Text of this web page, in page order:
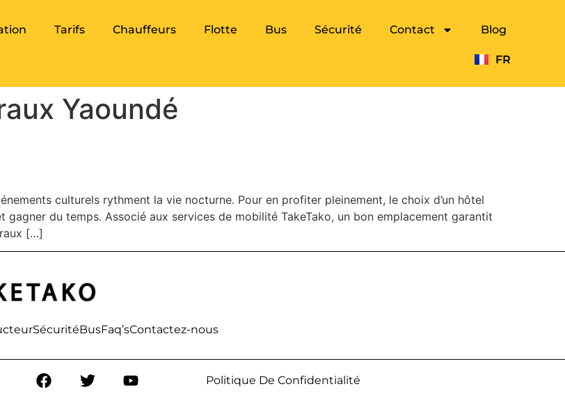
Tarifs Chauffeurs Flotte Bus Sécurité Contact Blog
FR
EN
Yaoundé
culturels rythment la vie nocturne. Pour en profiter pleinement, le choix d’un hôtel
du temps. Associé aux services de mobilité TakeTako, un bon emplacement garantit
[…]
SécuritéBusFaq’sContactez-nous
Politique De Confidentialité